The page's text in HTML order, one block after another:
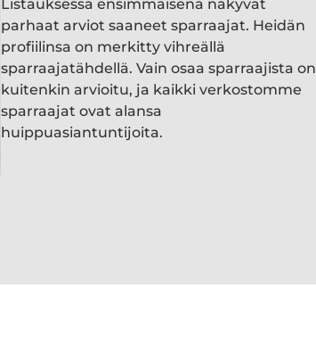
Listauksessa ensimmäisenä näkyvät
parhaat arviot saaneet sparraajat. Heidän
profiilinsa on merkitty vihreällä
sparraajatähdellä. Vain osaa sparraajista on
kuitenkin arvioitu, ja kaikki verkostomme
sparraajat ovat alansa
huippuasiantuntijoita.